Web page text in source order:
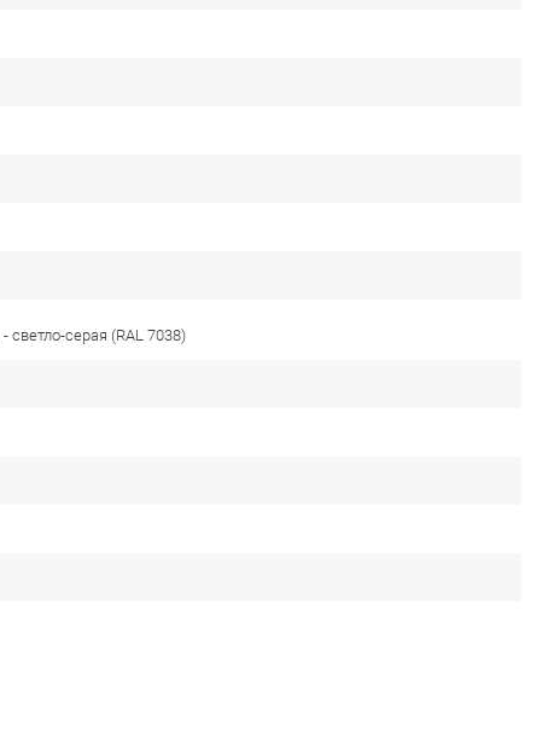
светло-серая (RAL 7038)